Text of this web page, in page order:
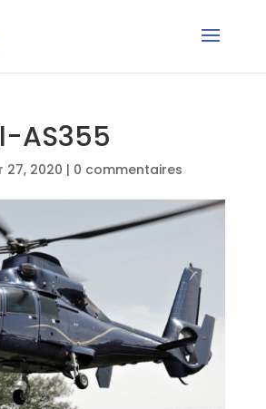
AS355
27, 2020 | 0 commentaires